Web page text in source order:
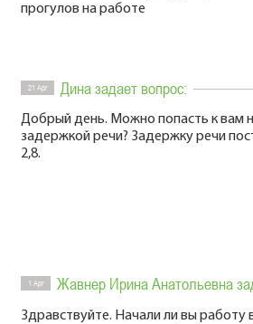
прогулов на работе
21 Apr Дина задает вопрос:
Добрый день. Можно попасть к вам
задержкой речи? Задержку речи
2,8.
1 Apr Жавнер Ирина Анатольевна
Здравствуйте. Начали ли вы